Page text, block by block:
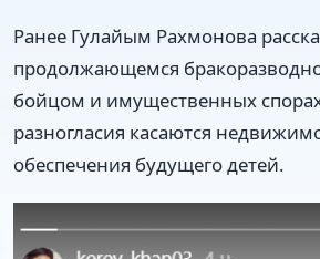
Ранее Гулайым Рахмонова
продолжающемся
бойцом и имущественных
разногласия касаются
обеспечения будущего детей.